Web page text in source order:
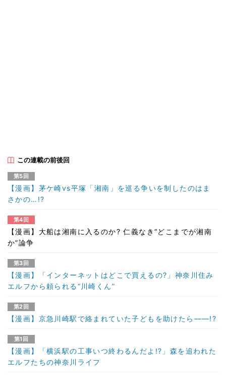
この連載の前後回
第5回
【漫画】茅ケ崎vs平塚「湘南」を巡る争いを制したのはま
さかの…!?
第4回
【漫画】大船は湘南に入るのか? 仁義なき“どこまでが湘南
か”論争
第3回
【漫画】「インターネットはどこで買えるの?」神奈川住み
エルフから頼られる“川崎くん”
第2回
【漫画】京急川崎駅で絡まれていた子どもを助けたら――!?
第1回
【漫画】「横浜駅の工事いつ終わるんだよ!?」森を追われた
エルフたちの神奈川ライフ